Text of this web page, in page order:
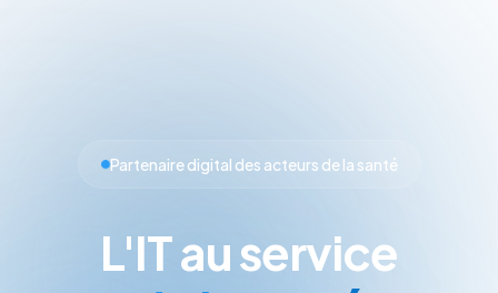
Partenaire digital des acteurs de la santé
L'IT au service